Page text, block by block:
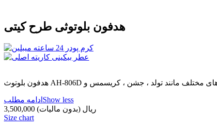
هدفون بلوتوثی طرح کیتی
ادامه مطلب Show less
3,500,000 ریال (بدون مالیات)
Size chart